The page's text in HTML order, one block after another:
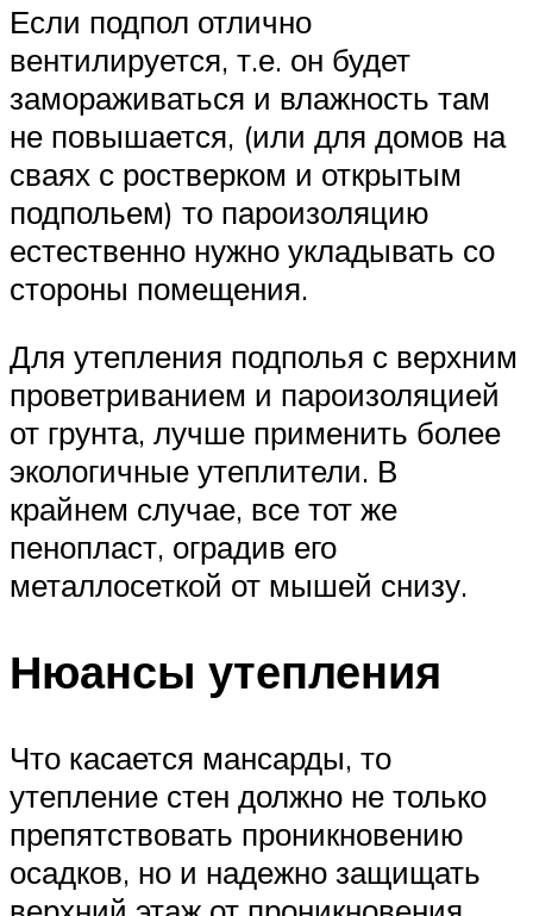
Если подпол отлично
вентилируется, т.е. он будет
замораживаться и влажность там
не повышается, (или для домов на
сваях с ростверком и открытым
подпольем) то пароизоляцию
естественно нужно укладывать со
стороны помещения.
Для утепления подполья с верхним
проветриванием и пароизоляцией
от грунта, лучше применить более
экологичные утеплители. В
крайнем случае, все тот же
пенопласт, оградив его
металлосеткой от мышей снизу.
Нюансы утепления
Что касается мансарды, то
утепление стен должно не только
препятствовать проникновению
осадков, но и надежно защищать